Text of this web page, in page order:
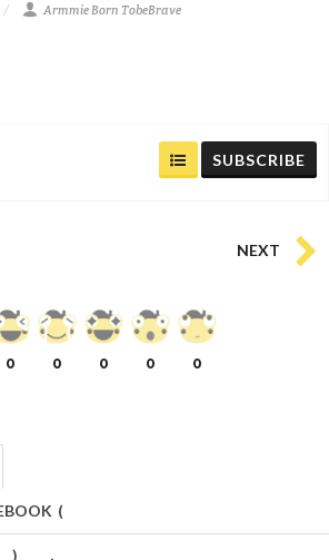
Armmie Born TobeBrave
SUBSCRIBE
NEXT
0 0 0 0 0
(
)